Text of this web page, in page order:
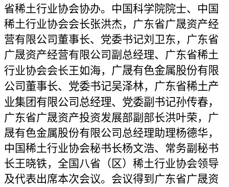
省稀土行业协会协办。中国科学院院士、中国
稀土行业协会会长张洪杰，广东省广晟资产经
营有限公司董事长、党委书记刘卫东，广东省
广晟资产经营有限公司副总经理、广东省稀土
行业协会会长王如海， 广晟有色金属股份有限
公司董事长、党委书记吴泽林， 广东省稀土产
业集团有限公司总经理、党委副书记孙传春，
广东省广晟资产投资发展部副部长洪叶荣，广
晟有色金属股份有限公司总经理助理杨德华，
中国稀土行业协会秘书长杨文浩、常务副秘书
长王晓铁，全国八省（区）稀土行业协会领导
及代表出席本次会议。会议得到广东省广晟资